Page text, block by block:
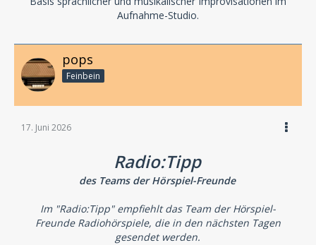
Aufnahme-Studio.
pops
Feinbein
17. Juni 2026
Radio:Tipp
des Teams der Hörspiel-Freunde
Im "Radio:Tipp" empfiehlt das Team der Hörspiel-
Freunde Radiohörspiele, die in den nächsten Tagen
gesendet werden.